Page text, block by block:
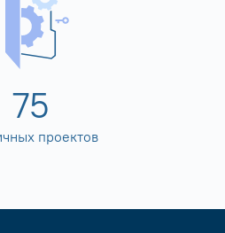
80
проектов